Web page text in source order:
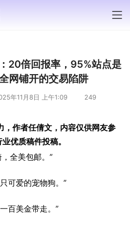
20倍回报率，95%站点是
网铺开的交易陷阱
年11月8日 上午1:09 249
，作者任倩文 ，内容仅供网友参
优质稿件投稿。
全美包邮。”
可爱的宠物狗。”
百美金带走。”